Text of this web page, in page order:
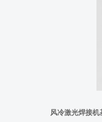
风冷激光焊接